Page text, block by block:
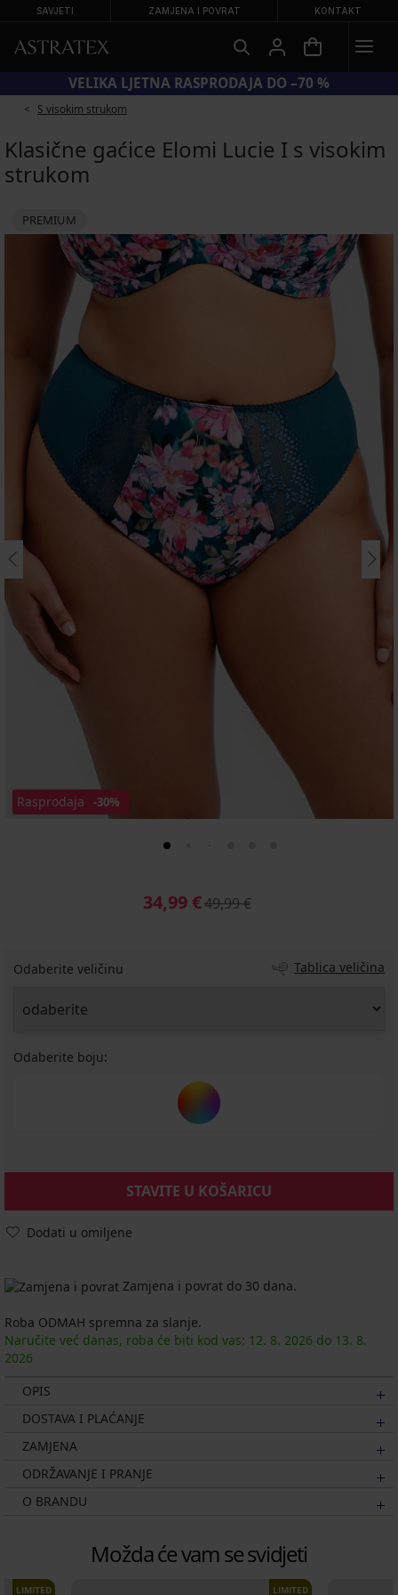
SAVJETI ZAMJENA I POVRAT KONTAKT
KOD BRA20 = GRUDNJACI −20 %
S visokim strukom
Klasične gaćice Elomi Lucie I s visokim
strukom
PREMIUM
Rasprodaja -30%
34,99 €49,99 €
Odaberite veličinu Tablica veličina
Odaberite boju:
STAVITE U KOŠARICU
Dodati u omiljene
Zamjena i povrat do 30 dana.
Roba ODMAH spremna za slanje.
Naručite već danas, roba će biti kod vas: 12. 8. 2026 do 13. 8.
2026
OPIS
DOSTAVA I PLAĆANJE
ZAMJENA
ODRŽAVANJE I PRANJE
O BRANDU
Možda će vam se svidjeti
LIMITED LIMITED